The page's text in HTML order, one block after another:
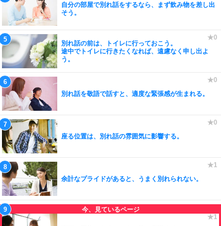
自分の部屋で別れ話をするなら、まず飲み物を差し出
そう。
別れ話の前は、トイレに行っておこう。
途中でトイレに行きたくなれば、遠慮なく申し出よ
う。
別れ話を敬語で話すと、適度な緊張感が生まれる。
座る位置は、別れ話の雰囲気に影響する。
余計なプライドがあると、うまく別れられない。